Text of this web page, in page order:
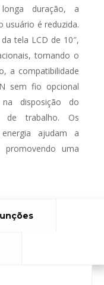
duração, a
usuário é reduzida.
tela LCD de 10″,
tornando o
a compatibilidade
sem fio opcional
disposição do
de trabalho. Os
ajudam a
promovendo uma